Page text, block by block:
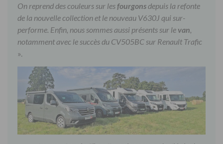
On reprend des couleurs sur lesfourgonsdepuis la refonte
de la nouvelle collection et le nouveau V630J qui sur-
performe. Enfin, nous sommes aussi présents sur le van
notamment avec le succès du CV505BC sur Renault Trafic
».